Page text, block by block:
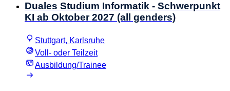
Duales Studium Informatik - Schwerpunkt
KI ab Oktober 2027 (all genders)
Stuttgart, Karlsruhe
Voll- oder Teilzeit
Ausbildung/Trainee